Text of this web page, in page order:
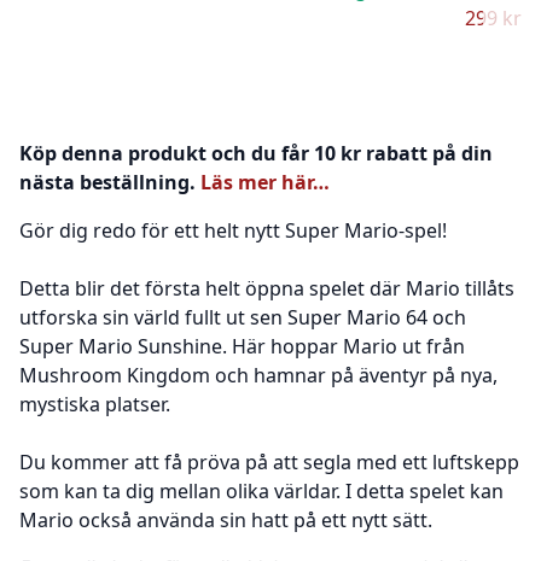
299 kr –
Köp denna produkt och du får 10 kr rabatt på din
nästa beställning. Läs mer här…
Gör dig redo för ett helt nytt Super Mario-spel!
Detta blir det första helt öppna spelet där Mario tillåts
utforska sin värld fullt ut sen Super Mario 64 och
Super Mario Sunshine. Här hoppar Mario ut från
Mushroom Kingdom och hamnar på äventyr på nya,
mystiska platser.
Du kommer att få pröva på att segla med ett luftskepp
som kan ta dig mellan olika världar. I detta spelet kan
Mario också använda sin hatt på ett nytt sätt.